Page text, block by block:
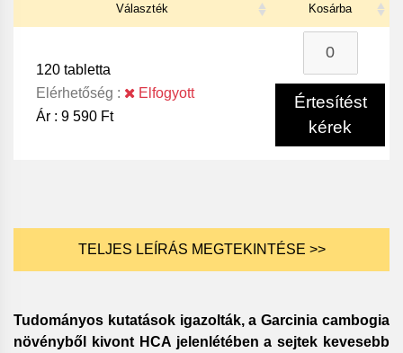
Választék Kosárba
120 tabletta
Elérhetőség :
Elfogyott
Ár : 9 590 Ft
Értesítést
kérek
TELJES LEÍRÁS MEGTEKINTÉSE >>
Tudományos kutatások igazolták, a Garcinia cambogia
növényből kivont HCA jelenlétében a sejtek kevesebb